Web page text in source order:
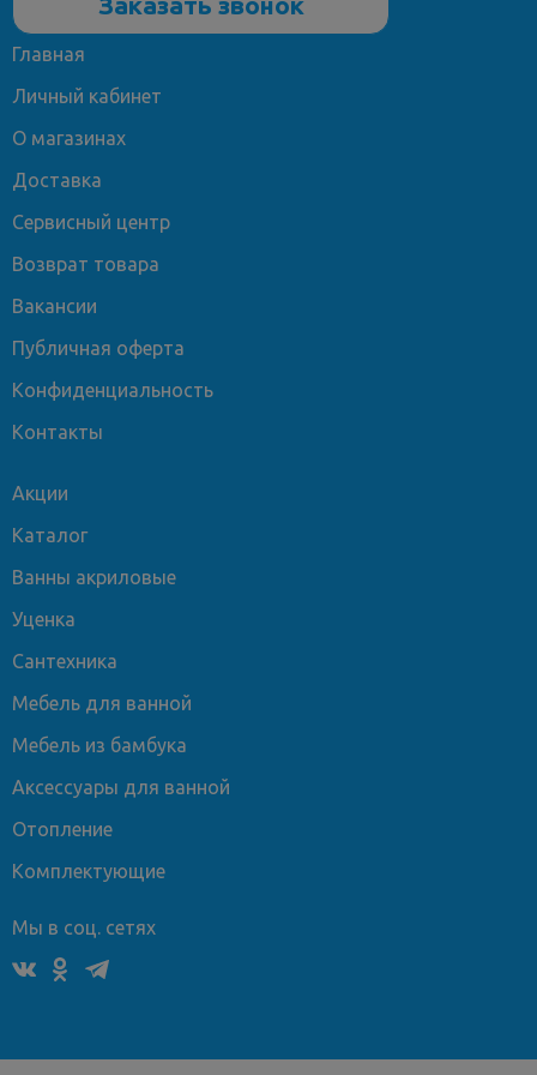
Главная
Личный кабинет
О магазинах
Доставка
Сервисный центр
Возврат товара
Вакансии
Публичная оферта
Конфиденциальность
Контакты
Акции
Каталог
Ванны акриловые
Уценка
Сантехника
Мебель для ванной
Мебель из бамбука
Аксессуары для ванной
Отопление
Комплектующие
Мы в соц. сетях